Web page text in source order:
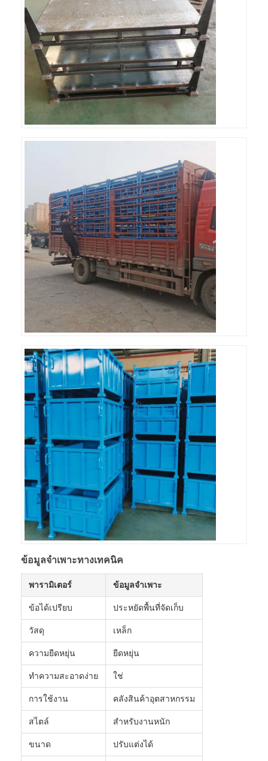
ข้อมูลจำเพาะทางเทคนิค
พารามิเตอร์ ข้อมูลจำเพาะ
ข้อได้เปรียบ ประหยัดพื้นที่จัดเก็บ
วัสดุ เหล็ก
ความยืดหยุ่น ยืดหยุ่น
ทำความสะอาดง่าย ใช่
การใช้งาน คลังสินค้าอุตสาหกรรม
สไตล์ สำหรับงานหนัก
ขนาด ปรับแต่งได้